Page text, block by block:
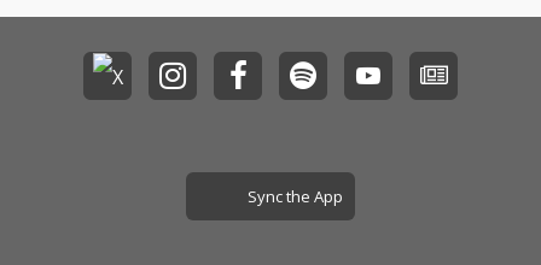
Sync the App